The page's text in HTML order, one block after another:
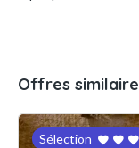
Offres
Sélection